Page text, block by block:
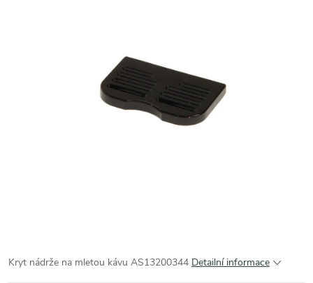
Kryt nádrže na mletou kávu AS13200344 Detailní informace